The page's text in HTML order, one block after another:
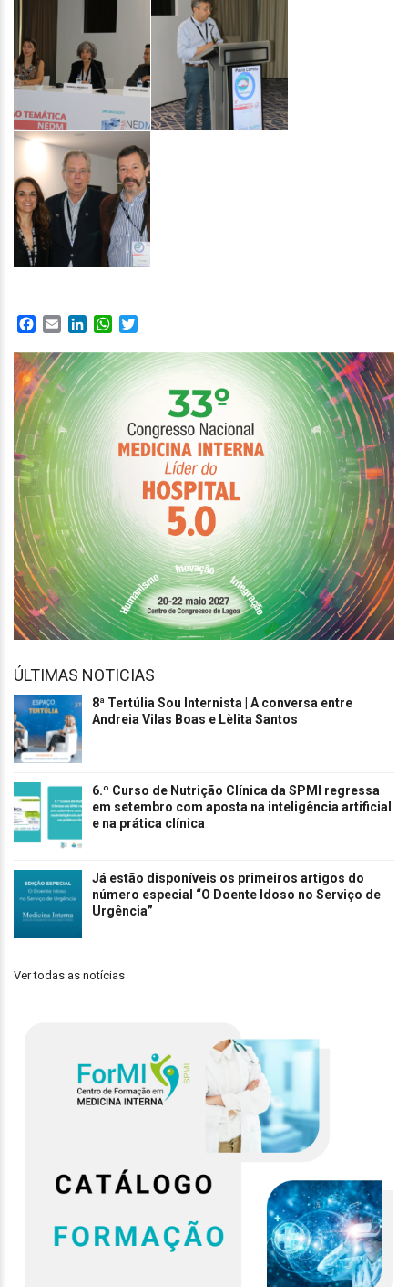
Facebook
Email LinkedInWhatsApp
ÚLTIMAS NOTICIAS
8ª Tertúlia Sou Internista | A conversa entre
Andreia Vilas Boas e Lèlita Santos
6.º Curso de Nutrição Clínica da SPMI regressa
em setembro com aposta na inteligência artificial
e na prática clínica
Já estão disponíveis os primeiros artigos do
número especial “O Doente Idoso no Serviço de
Urgência”
Ver todas as notícias